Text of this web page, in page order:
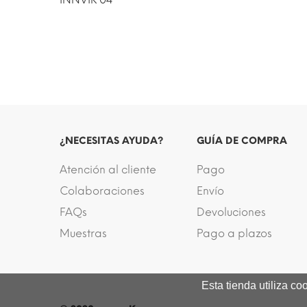
¿NECESITAS AYUDA?
Atención al cliente
Colaboraciones
FAQs
Muestras
GUÍA DE COMPRA
Pago
Envío
Devoluciones
Pago a plazos
Esta tienda utiliza